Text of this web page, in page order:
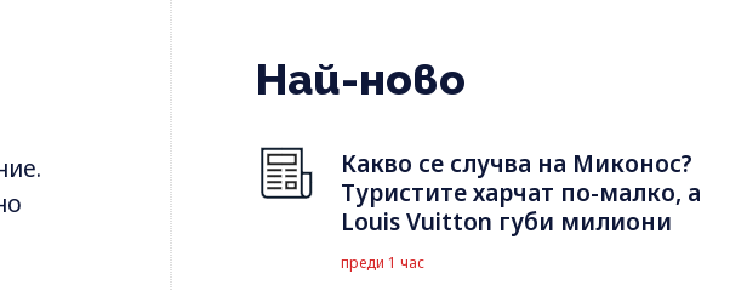
Най-ново
Какво се случва на Миконос?
Туристите харчат по-малко, а
Louis Vuitton губи милиони
преди 1 час